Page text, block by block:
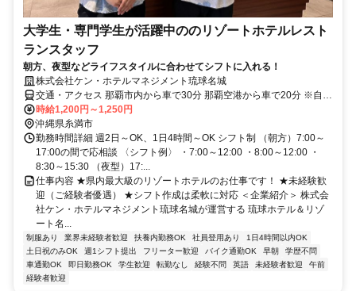
大学生・専門学生が活躍中ののリゾートホテルレスト
ランスタッフ
朝方、夜型などライフスタイルに合わせてシフトに入れる！
株式会社ケン・ホテルマネジメント琉球名城
交通・アクセス 那覇市内から車で30分 那覇空港から車で20分 ※自動
車・バイク通勤可
時給1,200円～1,250円
沖縄県糸満市
勤務時間詳細 週2日～OK、1日4時間～OK シフト制 （朝方）7:00～
17:00の間で応相談 〈シフト例〉 ・7:00～12:00 ・8:00～12:00 ・
8:30～15:30 （夜型）17:...
仕事内容 ★県内最大級のリゾートホテルのお仕事です！ ★未経験歓
迎（ご経験者優遇） ★シフト作成は柔軟に対応 ＜企業紹介＞ 株式会
社ケン・ホテルマネジメント琉球名城が運営する 琉球ホテル＆リゾ
ート名...
制服あり 業界未経験者歓迎 扶養内勤務OK 社員登用あり
1日4時間以内OK
土日祝のみOK
週1シフト提出 フリーター歓迎 バイク通勤OK 早朝
学歴不問
車通勤OK
即日勤務OK 学生歓迎 転勤なし 経験不問 英語 未経験者歓迎
午前
経験者歓迎